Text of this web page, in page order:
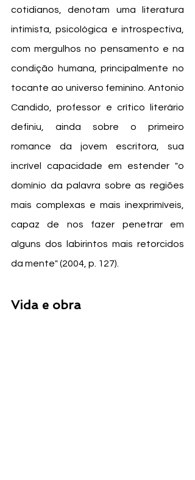
cotidianos, denotam uma literatura
intimista, psicológica e introspectiva,
com mergulhos no pensamento e na
condição humana, principalmente no
tocante ao universo feminino. Antonio
Candido, professor e crítico literário
definiu, ainda sobre o primeiro
romance da jovem escritora, sua
incrível capacidade em estender "o
domínio da palavra sobre as regiões
mais complexas e mais inexprimíveis,
capaz de nos fazer penetrar em
alguns dos labirintos mais retorcidos
da mente" (2004, p. 127).
Vida e obra